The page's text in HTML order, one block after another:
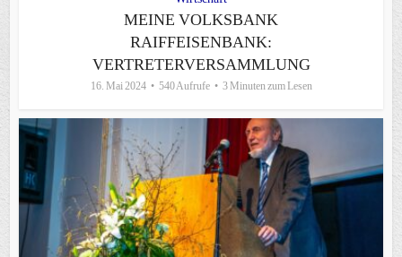
MEINE VOLKSBANK
RAIFFEISENBANK:
VERTRETERVERSAMMLUNG
16. Mai 2024 540 Aufrufe 3 Minuten zum Lesen